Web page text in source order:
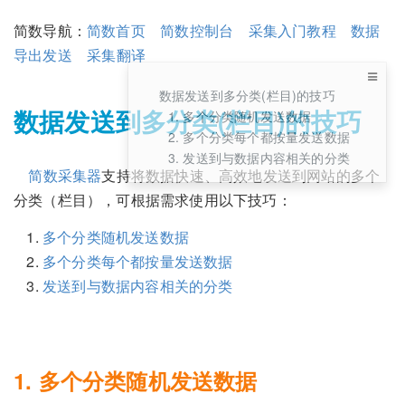
数据发送到多分类(栏目)的技巧
1. 多个分类随机发送数据
2. 多个分类每个都按量发送数据
3. 发送到与数据内容相关的分类
简数导航： 简数首页 简数控制台 采集入门教程
数据
导出发送
采集翻译
数据发送到多分类(栏目)的技巧
简数采集器支持将数据快速、高效地发送到网站的多个
分类（栏目），可根据需求使用以下技巧：
多个分类随机发送数据
多个分类每个都按量发送数据
发送到与数据内容相关的分类
1. 多个分类随机发送数据